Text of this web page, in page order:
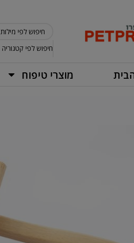
חיפוש לפי קטגוריה
מוצרי טיפוח